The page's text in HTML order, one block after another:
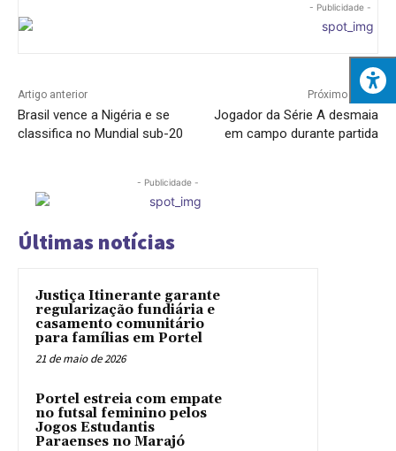
- Publicidade -
Artigo anterior
Brasil vence a Nigéria e se
classifica no Mundial sub-20
Próximo artigo
Jogador da Série A desmaia
em campo durante partida
- Publicidade -
Últimas notícias
Justiça Itinerante garante
regularização fundiária e
casamento comunitário
para famílias em Portel
21 de maio de 2026
Portel estreia com empate
no futsal feminino pelos
Jogos Estudantis
Paraenses no Marajó